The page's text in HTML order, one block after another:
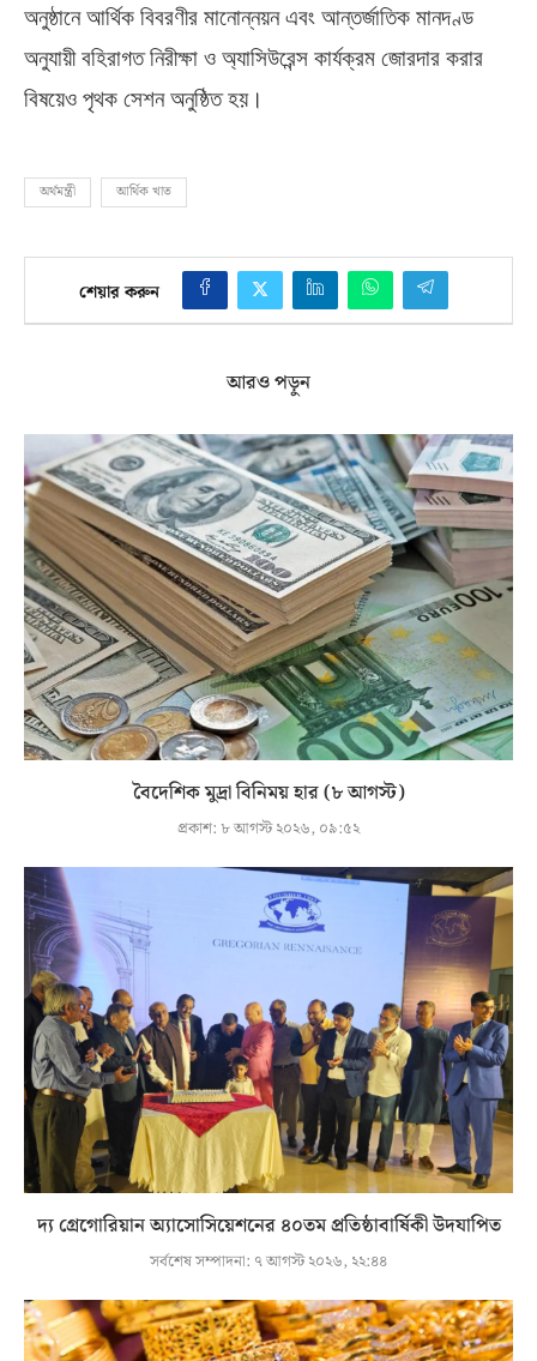
অনুষ্ঠানে আর্থিক বিবরণীর মানোন্নয়ন এবং আন্তর্জাতিক মানদণ্ড
অনুযায়ী বহিরাগত নিরীক্ষা ও অ্যাসিউরেন্স কার্যক্রম জোরদার করার
বিষয়েও পৃথক সেশন অনুষ্ঠিত হয়।
অর্থমন্ত্রী আর্থিক খাত
শেয়ার করুন
আরও পড়ুন
বৈদেশিক মুদ্রা বিনিময় হার (৮ আগস্ট)
প্রকাশ: ৮ আগস্ট ২০২৬, ০৯:৫২
দ্য গ্রেগোরিয়ান অ্যাসোসিয়েশনের ৪০তম প্রতিষ্ঠাবার্ষিকী উদযাপিত
সর্বশেষ সম্পাদনা: ৭ আগস্ট ২০২৬, ২২:৪৪